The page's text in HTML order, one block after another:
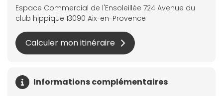
Espace Commercial de l'Ensoleillée 724 Avenue du
club hippique 13090 Aix-en-Provence
Calculer mon itinéraire
Informations complémentaires